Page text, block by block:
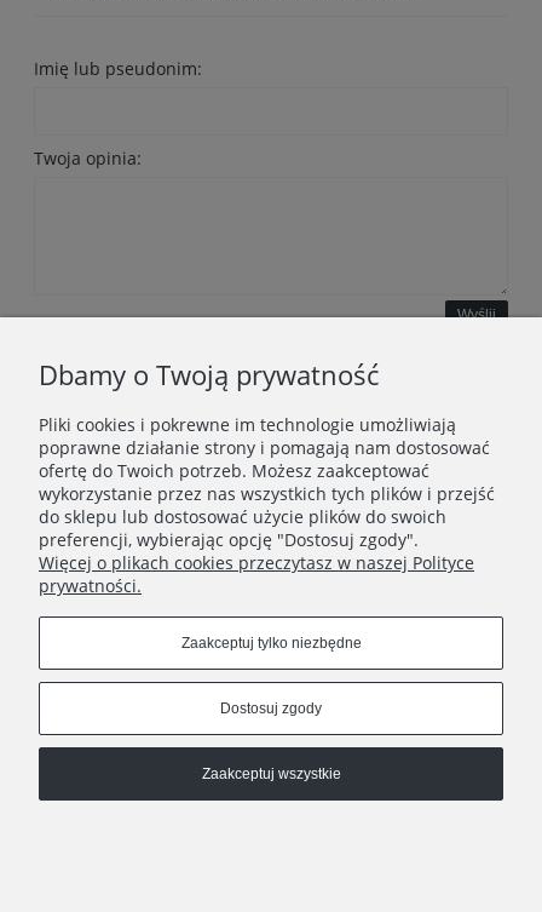
Imię lub pseudonim:
Twoja opinia:
Wyślij
WAŻNE INFORMACJE
POLECANE STRONY
Dbamy o Twoją prywatność
Pliki cookies i pokrewne im technologie umożliwiają
poprawne działanie strony i pomagają nam dostosować
ofertę do Twoich potrzeb. Możesz zaakceptować
wykorzystanie przez nas wszystkich tych plików i przejść
do sklepu lub dostosować użycie plików do swoich
preferencji, wybierając opcję "Dostosuj zgody".
Więcej o plikach cookies przeczytasz w naszej Polityce
prywatności.
Zaakceptuj tylko niezbędne
Dostosuj zgody
Zaakceptuj wszystkie